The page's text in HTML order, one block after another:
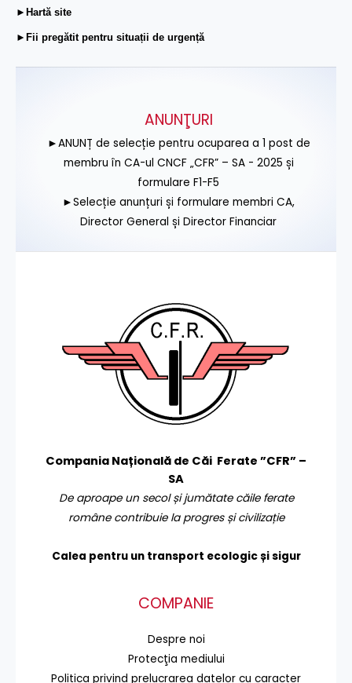
►Hartă site
►Fii pregătit pentru situații de urgență
ANUNŢURI
►ANUNȚ de selecție pentru ocuparea a 1 post de
membru în CA-ul CNCF „CFR” – SA - 2025 și
formulare F1-F5
►Selecție anunțuri și formulare membri CA,
Director General și Director Financiar
Compania Națională de Căi Ferate ”CFR” –
SA
De aproape un secol și jumătate căile ferate
române contribuie la progres și civilizație
Calea pentru un transport ecologic și sigur
COMPANIE
Despre noi
Protecţia mediului
Politica privind prelucrarea datelor cu caracter